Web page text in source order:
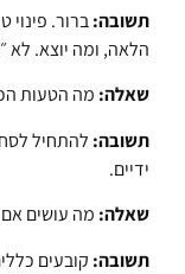
תשובה:ברור.
הלאה, ומה יוצא. לא
שאלה: מה הטעות
תשובה: להתחיל
ידיים.
שאלה: מה עושים
תשובה: קובעים